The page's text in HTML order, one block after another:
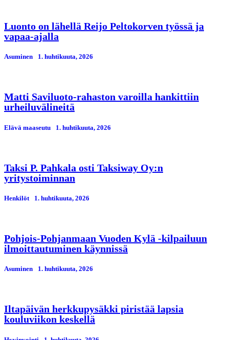
Luonto on lähellä Reijo Peltokorven työssä ja
vapaa-ajalla
Asuminen 1. huhtikuuta, 2026
Matti Saviluoto-rahaston varoilla hankittiin
urheiluvälineitä
Elävä maaseutu 1. huhtikuuta, 2026
Taksi P. Pahkala osti Taksiway Oy:n
yritystoiminnan
Henkilöt 1. huhtikuuta, 2026
Pohjois-Pohjanmaan Vuoden Kylä -kilpailuun
ilmoittautuminen käynnissä
Asuminen 1. huhtikuuta, 2026
Iltapäivän herkkupysäkki piristää lapsia
kouluviikon keskellä